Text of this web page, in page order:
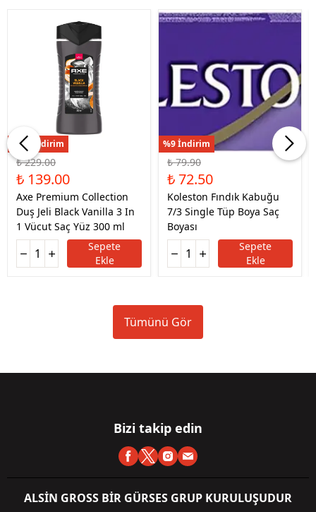
%39 İndirim
₺ 229.00
₺ 139.00
Axe Premium Collection
Duş Jeli Black Vanilla 3 In
1 Vücut Saç Yüz 300 ml
Sepete
Ekle
%9 İndirim
₺ 79.90
₺ 72.50
Koleston Fındık Kabuğu
7/3 Single Tüp Boya Saç
Boyası
Sepete
Ekle
Tümünü Gör
Bizi takip edin
ALSİN GROSS BİR GÜRSES GRUP KURULUŞUDUR